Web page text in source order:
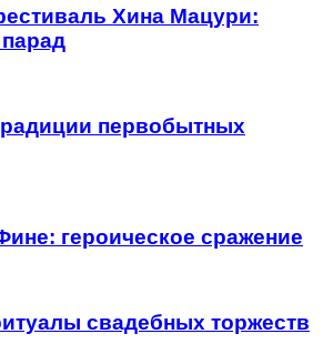
Хина Мацури:
первобытных
героическое сражение
свадебных торжеств